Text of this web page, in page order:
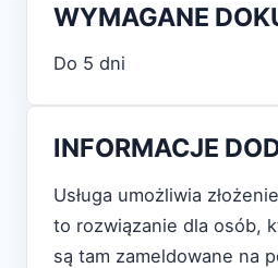
WYMAGANE
Do 5 dni
INFORMACJE
Usługa umożliwia
to rozwiązanie dla osób,
są tam zameldowane na